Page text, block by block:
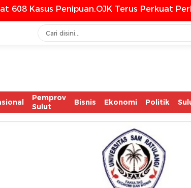
Terus Perkuat Perlindungan
Pemprov
Sulut
Bisnis Ekonomi Politik